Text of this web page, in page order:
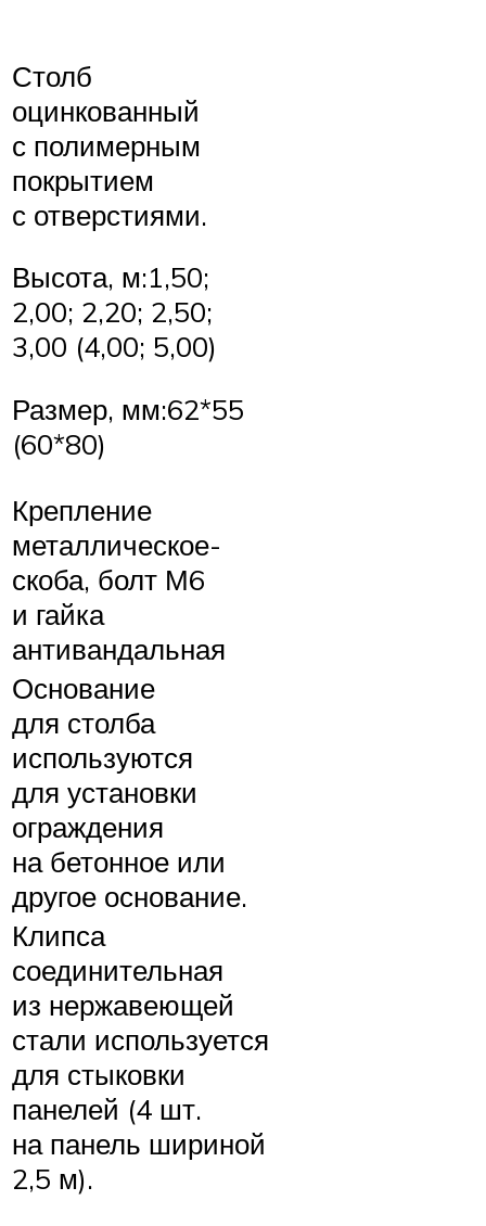
Столб
оцинкованный
с полимерным
покрытием
с отверстиями.
Высота, м:1,50;
2,00; 2,20; 2,50;
3,00 (4,00; 5,00)
Размер, мм:62*55
(60*80)
Крепление
металлическое-
скоба, болт М6
и гайка
антивандальная
Основание
для столба
используются
для установки
ограждения
на бетонное или
другое основание.
Клипса
соединительная
из нержавеющей
стали используется
для стыковки
панелей (4 шт.
на панель шириной
2,5 м).